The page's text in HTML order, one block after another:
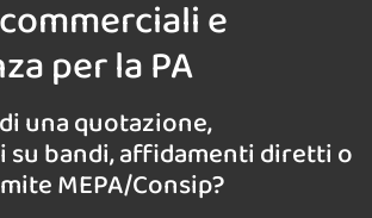
e
per la PA
una quotazione,
bandi, affidamenti diretti o
MEPA/Consip?